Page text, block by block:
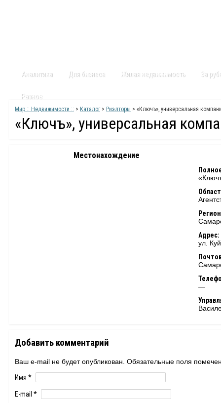
Аналитика Для бизнеса Жилая недвижимость За
Разное
Мир :: Недвижимости :: > Каталог> Риэлторы > «Ключъ», универсальная
«Ключъ», универсальная
Местонахождение
Адрес:
ул.
—
Добавить комментарий
Ваш e-mail не будет опубликован. Обязательные поля
Имя *
E-mail *